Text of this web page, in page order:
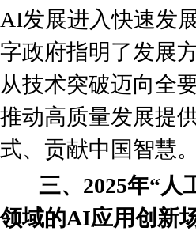
AI发展进入快速发
字政府指明了发展
从技术突破迈向全
推动高质量发展提
式、贡献中国智慧。
三、2025年“人
领域的AI应用创新